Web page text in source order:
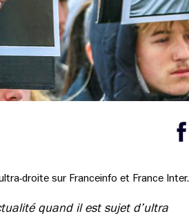
droite sur Franceinfo et France Inter.
quand il est sujet d’ultra